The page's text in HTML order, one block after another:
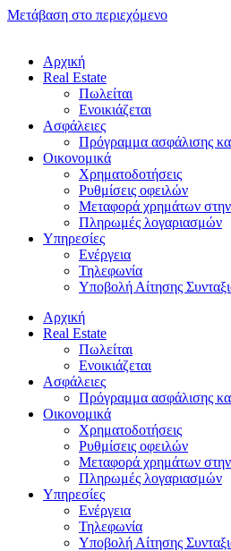
Μετάβαση στο περιεχόμενο
Αρχική
Real Estate
Πωλείται
Ενοικιάζεται
Ασφάλειες
Πρόγραμμα ασφάλισης
Οικονομικά
Χρηματοδοτήσεις
Ρυθμίσεις οφειλών
Μεταφορά χρημάτων
Πληρωμές λογαριασμών
Υπηρεσίες
Ενέργεια
Τηλεφωνία
Υποβολή Αίτησης
Αρχική
Real Estate
Πωλείται
Ενοικιάζεται
Ασφάλειες
Πρόγραμμα ασφάλισης
Οικονομικά
Χρηματοδοτήσεις
Ρυθμίσεις οφειλών
Μεταφορά χρημάτων
Πληρωμές λογαριασμών
Υπηρεσίες
Ενέργεια
Τηλεφωνία
Υποβολή Αίτησης